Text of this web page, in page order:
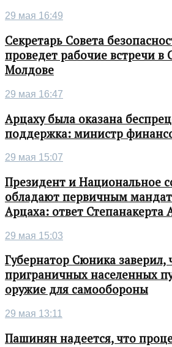
29 мая 16:49
Секретарь Совета
проведет рабочие встречи в
Молдове
29 мая 16:47
Арцаху была оказана
поддержка: министр
29 мая 15:07
Президент и Национальное
обладают первичным
Арцаха: ответ Степанакерта
29 мая 15:03
Губернатор Сюника заверил,
приграничных населенных
оружие для самообороны
29 мая 13:11
Пашинян надеется, что